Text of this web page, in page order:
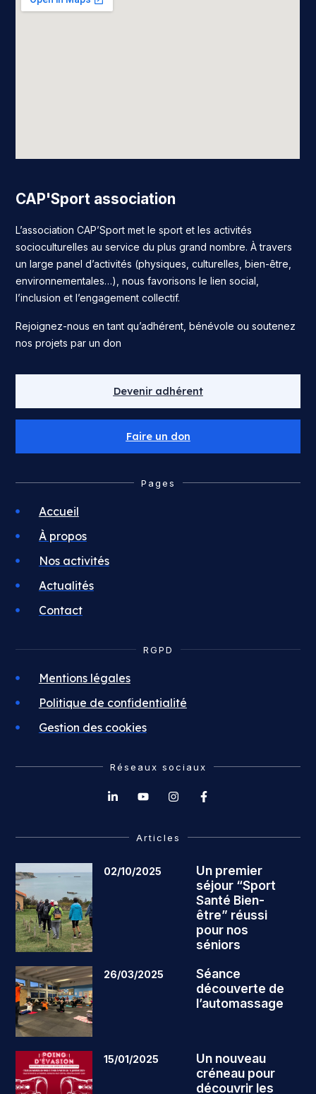
CAP'Sport association
L’association CAP’Sport met le sport et les activités
socioculturelles au service du plus grand nombre. À travers
un large panel d’activités (physiques, culturelles, bien-être,
environnementales…), nous favorisons le lien social,
l’inclusion et l’engagement collectif.
Rejoignez-nous en tant qu’adhérent, bénévole ou soutenez
nos projets par un don
Devenir adhérent
Faire un don
Pages
Accueil
À propos
Nos activités
Actualités
Contact
RGPD
Mentions légales
Politique de confidentialité
Gestion des cookies
Réseaux sociaux
Articles
02/10/2025
Un premier
séjour “Sport
Santé Bien-
être” réussi
pour nos
séniors
26/03/2025
Séance
découverte de
l’automassage
15/01/2025
Un nouveau
créneau pour
découvrir les